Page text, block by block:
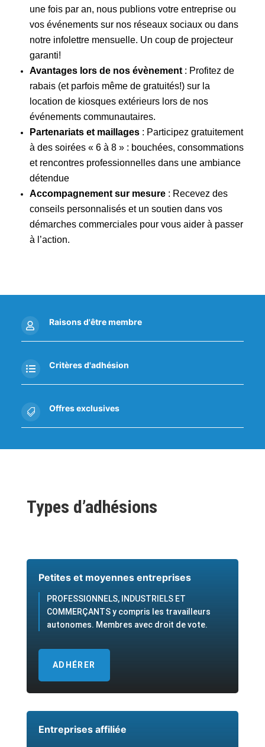
une fois par an, nous publions votre entreprise ou
vos événements sur nos réseaux sociaux ou dans
notre infolettre mensuelle. Un coup de projecteur
garanti!
Avantages lors de nos évènement: Profitez de
rabais (et parfois même de gratuités!) sur la
location de kiosques extérieurs lors de nos
événements communautaires.
Partenariats et maillages: Participez gratuitement
à dessoirées « 6 à 8 »: bouchées, consommations
et rencontres professionnelles dans une ambiance
détendue
Accompagnement sur mesure: Recevez des
conseils personnalisés et un soutien dans vos
démarches commerciales pour vous aider à passer
à l’action.
 Raisons d'être membre
 Critères d'adhésion
 Offres exclusives
Types d’adhésions
Petites et moyennes entreprises
PROFESSIONNELS, INDUSTRIELS ET
COMMERÇANTS y compris les travailleurs
autonomes. Membres avec droit de vote.
ADHÉRER
Entreprises affiliée